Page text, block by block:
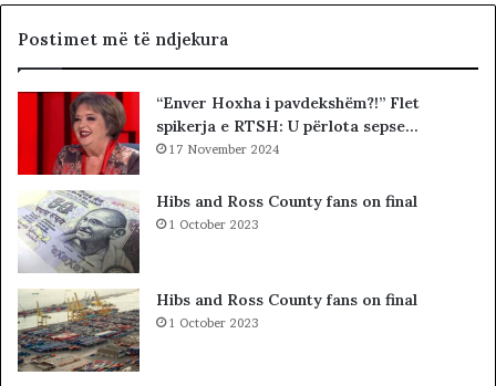
e
r
l
k
v
e
,
m
b
Postimet më të ndjekura
“Enver Hoxha i pavdekshëm?!” Flet
spikerja e RTSH: U përlota sepse…
17 November 2024
Hibs and Ross County fans on final
1 October 2023
Hibs and Ross County fans on final
1 October 2023